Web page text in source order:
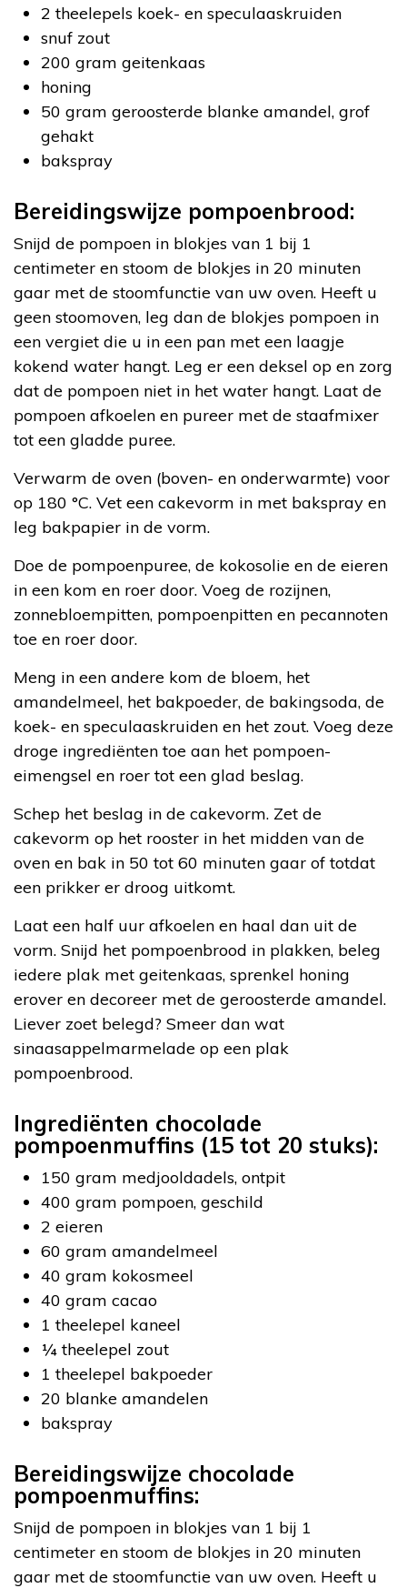
2 theelepels koek- en speculaaskruiden
snuf zout
200 gram geitenkaas
honing
50 gram geroosterde blanke amandel, grof
gehakt
bakspray
Bereidingswijze pompoenbrood:
Snijd de pompoen in blokjes van 1 bij 1
centimeter en stoom de blokjes in 20 minuten
gaar met de stoomfunctie van uw oven. Heeft u
geen stoomoven, leg dan de blokjes pompoen in
een vergiet die u in een pan met een laagje
kokend water hangt. Leg er een deksel op en zorg
dat de pompoen niet in het water hangt. Laat de
pompoen afkoelen en pureer met de staafmixer
tot een gladde puree.
Verwarm de oven (boven- en onderwarmte) voor
op 180 °C. Vet een cakevorm in met bakspray en
leg bakpapier in de vorm.
Doe de pompoenpuree, de kokosolie en de eieren
in een kom en roer door. Voeg de rozijnen,
zonnebloempitten, pompoenpitten en pecannoten
toe en roer door.
Meng in een andere kom de bloem, het
amandelmeel, het bakpoeder, de bakingsoda, de
koek- en speculaaskruiden en het zout. Voeg deze
droge ingrediënten toe aan het pompoen-
eimengsel en roer tot een glad beslag.
Schep het beslag in de cakevorm. Zet de
cakevorm op het rooster in het midden van de
oven en bak in 50 tot 60 minuten gaar of totdat
een prikker er droog uitkomt.
Laat een half uur afkoelen en haal dan uit de
vorm. Snijd het pompoenbrood in plakken, beleg
iedere plak met geitenkaas, sprenkel honing
erover en decoreer met de geroosterde amandel.
Liever zoet belegd? Smeer dan wat
sinaasappelmarmelade op een plak
pompoenbrood.
Ingrediënten chocolade
pompoenmuffins (15 tot 20 stuks):
150 gram medjooldadels, ontpit
400 gram pompoen, geschild
2 eieren
60 gram amandelmeel
40 gram kokosmeel
40 gram cacao
1 theelepel kaneel
¼ theelepel zout
1 theelepel bakpoeder
20 blanke amandelen
bakspray
Bereidingswijze chocolade
pompoenmuffins:
Snijd de pompoen in blokjes van 1 bij 1
centimeter en stoom de blokjes in 20 minuten
gaar met de stoomfunctie van uw oven. Heeft u